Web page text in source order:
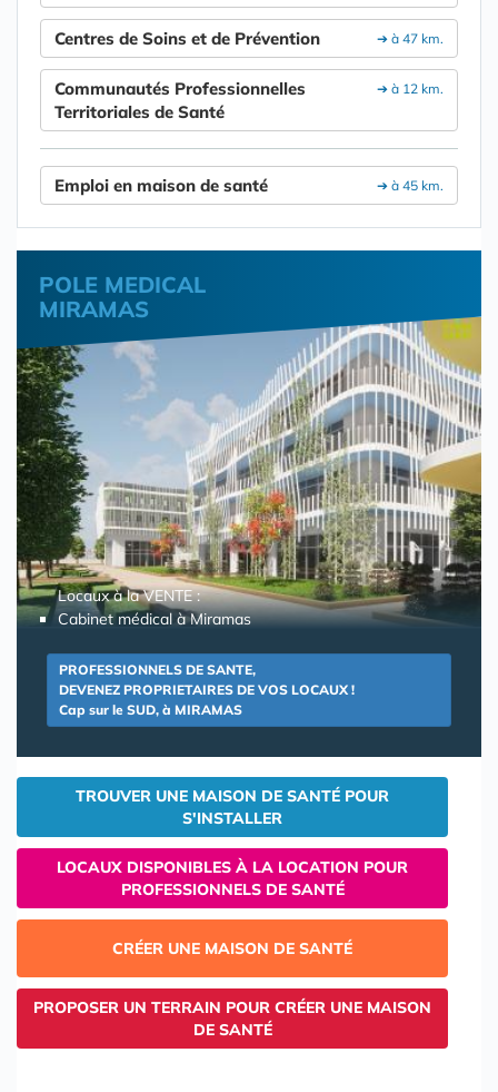
➔ à 47 km.
Centres de Soins et de Prévention
➔ à 12 km.
Communautés Professionnelles
Territoriales de Santé
➔ à 45 km.
Emploi en maison de santé
POLE MEDICAL
MIRAMAS
Locaux à la VENTE :
Cabinet médical à Miramas
PROFESSIONNELS DE SANTE,
DEVENEZ PROPRIETAIRES DE VOS LOCAUX !
Cap sur le SUD, à MIRAMAS
TROUVER UNE MAISON DE SANTÉ POUR
S'INSTALLER
LOCAUX DISPONIBLES À LA LOCATION POUR
PROFESSIONNELS DE SANTÉ
CRÉER UNE MAISON DE SANTÉ
PROPOSER UN TERRAIN POUR CRÉER UNE MAISON
DE SANTÉ